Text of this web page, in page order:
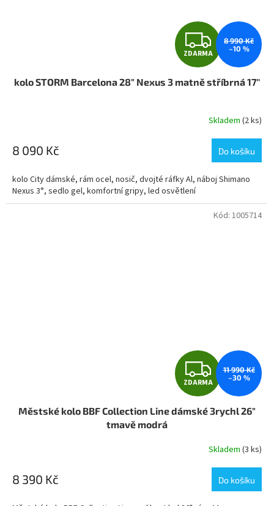
Z
D
A
R
M
A
ZDARMA
8 990 Kč
–10 %
kolo STORM Barcelona 28" Nexus 3 matně stříbrná 17''
Skladem (2 ks)
8 090 Kč Do košíku
kolo City dámské, rám ocel, nosič, dvojté ráfky Al, náboj Shimano
Nexus 3°, sedlo gel, komfortní gripy, led osvětlení
Z
D
A
R
M
A
ZDARMA
11 990 Kč
–30 %
Městské kolo BBF Collection Line dámské 3rychl 26"
tmavě modrá
Skladem (3 ks)
8 390 Kč Do košíku
Kód: 1005714